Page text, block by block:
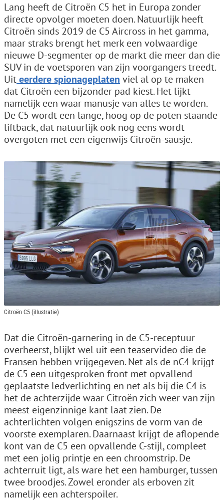
Lang heeft de Citroën C5 het in Europa zonder
directe opvolger moeten doen. Natuurlijk heeft
Citroën sinds 2019 de C5 Aircross in het gamma,
maar straks brengt het merk een volwaardige
nieuwe D-segmenter op de markt die meer dan die
SUV in de voetsporen van zijn voorgangers treedt.
Uiteerdere spionageplaten viel al op te maken
dat Citroën een bijzonder pad kiest. Het lijkt
namelijk een waar manusje van alles te worden.
De C5 wordt een lange, hoog op de poten staande
liftback, dat natuurlijk ook nog eens wordt
overgoten met een eigenwijs Citroën-sausje.
Citroën C5 (illustratie)
Dat die Citroën-garnering in de C5-receptuur
overheerst, blijkt wel uit een teaservideo die de
Fransen hebben vrijgegeven. Net als de nC4 krijgt
de C5 een uitgesproken front met opvallend
geplaatste ledverlichting en net als bij die C4 is
het de achterzijde waar Citroën zich weer van zijn
meest eigenzinnige kant laat zien. De
achterlichten volgen enigszins de vorm van de
voorste exemplaren. Daarnaast krijgt de aflopende
kont van de C5 een opvallende C-stijl, compleet
met een jolig printje en een chroomstrip. De
achterruit ligt, als ware het een hamburger, tussen
twee broodjes. Zowel eronder als erboven zit
namelijk een achterspoiler.